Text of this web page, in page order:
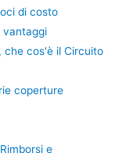
di costo
vantaggi
che cos'è il Circuito
coperture
e